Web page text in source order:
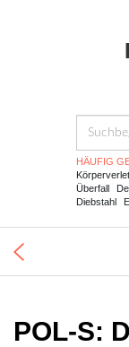
HÄUFIG
Überfall
Diebstahl
POL-S: